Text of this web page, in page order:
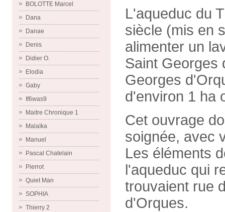
BOLOTTE Marcel
Dana
Danae
Denis
Didier O.
Elodia
Gaby
If6was9
Maitre Chronique 1
Malaïka
Manuel
Pascal Chatelain
Pierrot
Quiet Man
SOPHIA
Thierry 2
L'aqueduc du
siècle (mis en
alimenter un
Saint Georges
Georges
d'environ 1 ha
Cet ouvrage
soignée, avec
Les éléments
l'aqueduc qui
trouvaient rue
d'Orques.